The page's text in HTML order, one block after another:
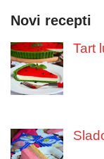
Novi recepti
Tart